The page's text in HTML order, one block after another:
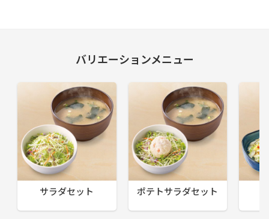
バリエーションメニュー
サラダセット ポテトサラダセット